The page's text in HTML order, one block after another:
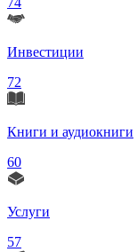
Инвестиции
72
Книги и аудиокниги
60
Услуги
57